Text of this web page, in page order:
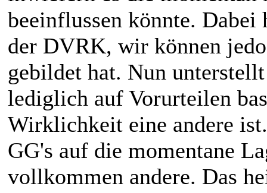
beeinflussen könnte.
der DVRK, wir können
gebildet hat. Nun unterstellt
lediglich auf Vorurteilen
Wirklichkeit eine andere
GG's auf die momentane
vollkommen andere. Das